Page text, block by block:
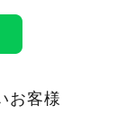
お客様